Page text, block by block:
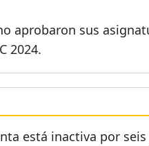
aprobaron sus
2024.
está inactiva por